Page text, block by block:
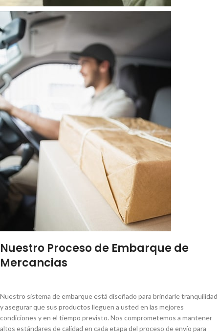
Nuestro Proceso de Embarque de
Mercancias
Nuestro sistema de embarque está diseñado para brindarle tranquilidad
y asegurar que sus productos lleguen a usted en las mejores
condiciones y en el tiempo previsto. Nos comprometemos a mantener
altos estándares de calidad en cada etapa del proceso de envío para